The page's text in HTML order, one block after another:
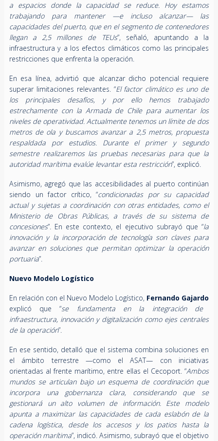
a espacios donde la capacidad se reduce. Hoy estamos
trabajando para mantener —e incluso alcanzar— las
capacidades del puerto, que en el segmento de contenedores
llegan a 2,5 millones de TEUs”, señaló, apuntando a la
infraestructura y a los efectos climáticos como las principales
restricciones que enfrenta la operación.
En esa línea, advirtió que alcanzar dicho potencial requiere
superar limitaciones relevantes. “El factor climático es uno de
los principales desafíos, y por ello hemos trabajado
estrechamente con la Armada de Chile para aumentar los
niveles de operatividad. Actualmente tenemos un límite de dos
metros de ola y buscamos avanzar a 2,5 metros, propuesta
respaldada por estudios. Durante el primer y segundo
semestre realizaremos las pruebas necesarias para que la
autoridad marítima evalúe levantar esta restricción”, explicó.
Asimismo, agregó que las accesibilidades al puerto continúan
siendo un factor crítico, “condicionadas por su capacidad
actual y sujetas a coordinación con otras entidades, como el
Ministerio de Obras Públicas, a través de su sistema de
concesiones”. En este contexto, el ejecutivo subrayó que “la
innovación y la incorporación de tecnología son claves para
avanzar en soluciones que permitan optimizar la operación
portuaria”.
Nuevo Modelo Logístico
En relación con el Nuevo Modelo Logístico, Fernando Gajardo
explicó que “se fundamenta en la integración de
infraestructura, innovación y digitalización como ejes centrales
de la operación”.
En ese sentido, detalló que el sistema combina soluciones en
el ámbito terrestre —como el ASAT— con iniciativas
orientadas al frente marítimo, entre ellas el Cecoport. “Ambos
mundos se articulan bajo un esquema de coordinación que
incorpora una gobernanza clara, considerando que se
gestionará un alto volumen de información. Este modelo
apunta a maximizar las capacidades de cada eslabón de la
cadena logística, desde los accesos y los patios hasta la
operación marítima”, indicó. Asimismo, subrayó que el objetivo